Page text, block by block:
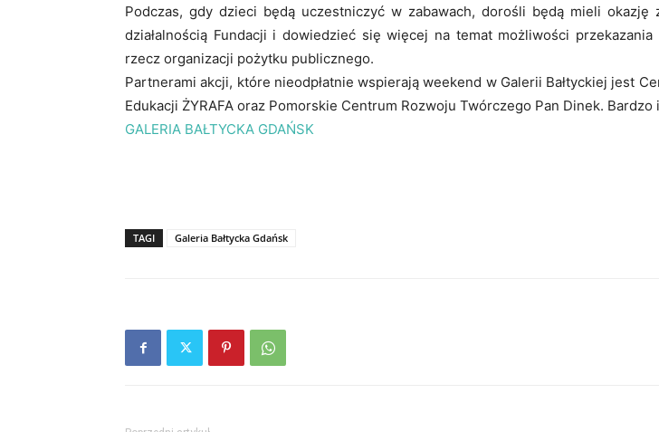
Podczas, gdy dzieci będą uczestniczyć w zabawach, dorośli będą mieli okazję
działalnością Fundacji i dowiedzieć się więcej na temat możliwości przekazania
rzecz organizacji pożytku publicznego.
Partnerami akcji, które nieodpłatnie wspierają weekend w Galerii Bałtyckiej jest
Edukacji ŻYRAFA oraz Pomorskie Centrum Rozwoju Twórczego Pan Dinek. Bardzo
GALERIA BAŁTYCKA GDAŃSK
TAGI Galeria Bałtycka Gdańsk